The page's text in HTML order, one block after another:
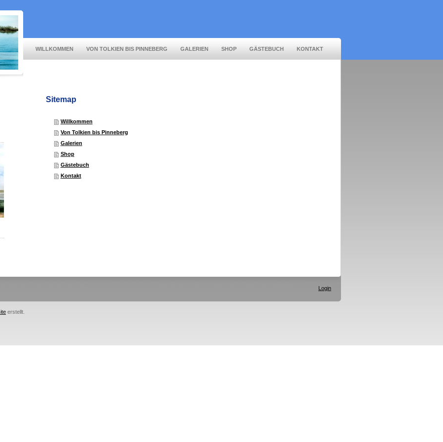
WILLKOMMEN VON TOLKIEN BIS PINNEBERG GALERIEN SHOP GÄSTEBUCH KONTAKT
Sitemap
Willkommen
Von Tolkien bis Pinneberg
Galerien
Shop
Gästebuch
Kontakt
erstellt.
Login